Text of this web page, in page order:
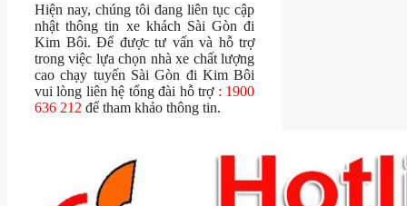
Hiện nay, chúng tôi đang liên tục cập
nhật thông tin xe khách Sài Gòn đi
Kim Bôi. Để được tư vấn và hỗ trợ
trong việc lựa chọn nhà xe chất lượng
cao chạy tuyến Sài Gòn đi Kim Bôi
vui lòng liên hệ tổng đài hỗ trợ : 1900
636 212 để tham khảo thông tin.